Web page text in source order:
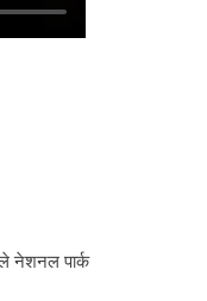
नेशनल पार्क